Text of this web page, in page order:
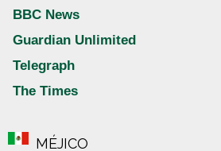
BBC News
Guardian Unlimited
Telegraph
The Times
MÉJICO